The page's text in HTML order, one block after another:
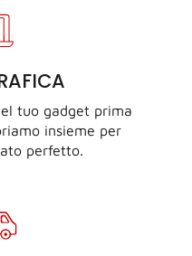
tuo gadget prima
insieme per
perfetto.